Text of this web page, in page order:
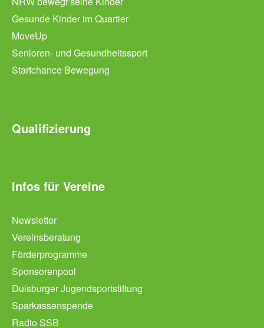
Gesunde Kinder im Quartier
MoveUp
Senioren- und Gesundheitssport
Startchance Bewegung
Qualifizierung
Infos für Vereine
Newsletter
Vereinsberatung
Förderprogramme
Sponsorenpool
Duisburger Jugendsportstiftung
Sparkassenspende
Radio SSB